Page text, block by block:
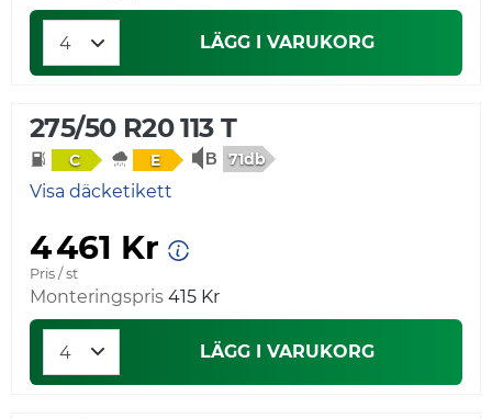
LÄGG I VARUKORG
275/50 R20 113 T
C E 71db
Visa däcketikett
4 461 Kr
Pris / st
Monteringspris 415 Kr
LÄGG I VARUKORG